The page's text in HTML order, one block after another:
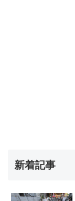
新着記事